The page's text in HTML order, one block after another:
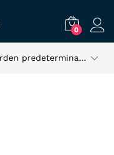
0
Orden predeterminado